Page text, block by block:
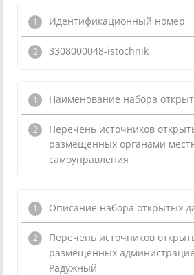
Идентификационный номер
3308000048-istochnik
Наименование набора
Перечень источников
размещенных органами
самоуправления
Описание набора открытых
Перечень источников
размещенных
Радужный